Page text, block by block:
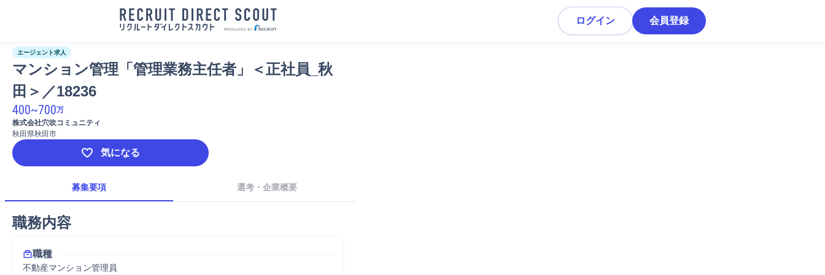
ログイン 会員登録
エージェント求人
マンション管理「管理業務主任者」＜正社員_秋
田＞／18236
400~700万
株式会社穴吹コミュニティ
秋田県秋田市
気になる
募集要項 選考・企業概要
職務内容
職種
不動産マンション管理員